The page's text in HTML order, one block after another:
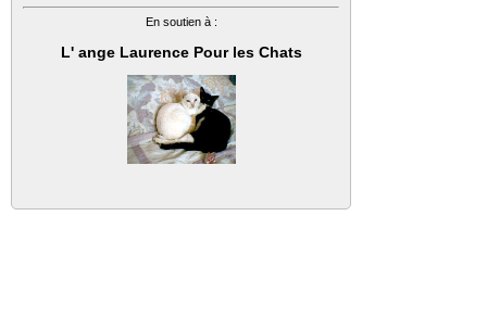
En soutien à :
L' ange Laurence Pour les Chats